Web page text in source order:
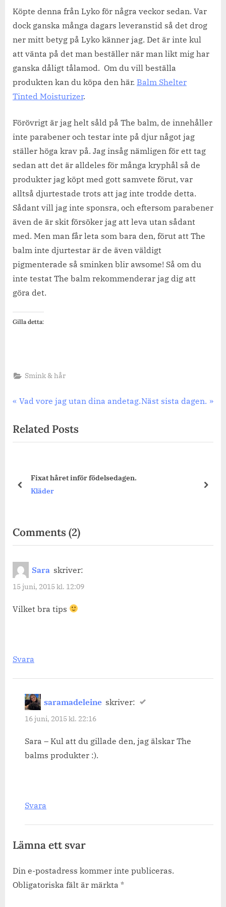
Köpte denna från Lyko för några veckor sedan. Var
dock ganska många dagars leveranstid så det drog
ner mitt betyg på Lyko känner jag. Det är inte kul
att vänta på det man beställer när man likt mig har
ganska dåligt tålamod. Om du vill beställa
produkten kan du köpa den här. Balm Shelter
Tinted Moisturizer.
Förövrigt är jag helt såld på The balm, de innehåller
inte parabener och testar inte på djur något jag
ställer höga krav på. Jag insåg nämligen för ett tag
sedan att det är alldeles för många kryphål så de
produkter jag köpt med gott samvete förut, var
alltså djurtestade trots att jag inte trodde detta.
Sådant vill jag inte sponsra, och eftersom parabener
även de är skit försöker jag att leva utan sådant
med. Men man får leta som bara den, förut att The
balm inte djurtestar är de även väldigt
pigmenterade så sminken blir awsome! Så om du
inte testat The balm rekommenderar jag dig att
göra det.
Gilla detta:
Smink & hår
Inläggsnavigering
Previous
Vad vore jag utan dina andetag.Next
Näst sista dagen.
Related Posts
Fixat håret inför födelsedagen.
Kläder
prev next
Comments(2)on
“The
Sara skriver:
15 juni, 2015 kl. 12:09
Vilket bra tips
Svara
saramadeleine skriver:
16 juni, 2015 kl. 22:16
Sara – Kul att du gillade den, jag älskar The
balms produkter :).
Svara
Lämna ett svar
Din e-postadress kommer inte publiceras.
Obligatoriska fält är märkta *